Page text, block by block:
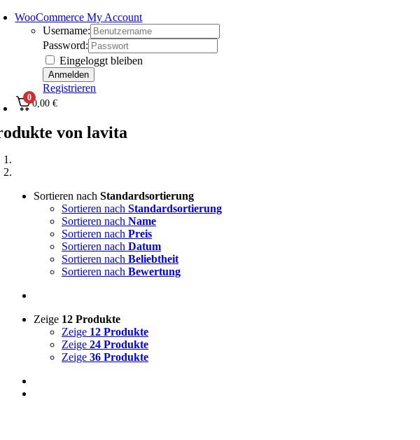
WooCommerce My Account
Username:
Password:
Eingeloggt bleiben
Registrieren
0
0,00€
von lavita
Sortieren nach Standardsortierung
Sortieren nach Standardsortierung
Sortieren nach Name
Sortieren nach Preis
Sortieren nach Datum
Sortieren nach Beliebtheit
Sortieren nach Bewertung
Zeige 12 Produkte
Zeige 12 Produkte
Zeige 24 Produkte
Zeige 36 Produkte